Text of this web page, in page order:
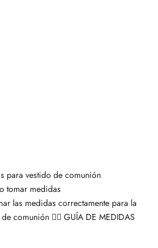
para vestido de comunión
tomar medidas
las medidas correctamente para la
comunión 👉🏼 GUÍA DE MEDIDAS